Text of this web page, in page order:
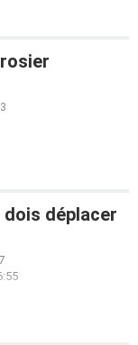
déplacer